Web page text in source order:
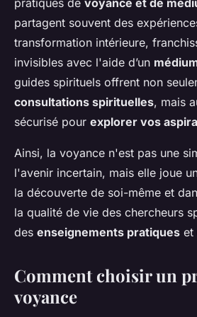
pratiques de voyance et de
partagent souvent des
transformation intérieure,
invisibles avec l'aide d’un
guides spirituels offrent non
consultations spirituelles, mais
sécurisé pour explorer vos
Ainsi, la voyance n'est pas une
l'avenir incertain, mais elle joue
la découverte de soi-même et
la qualité de vie des chercheurs
des enseignements pratiques et
Comment choisir un
voyance